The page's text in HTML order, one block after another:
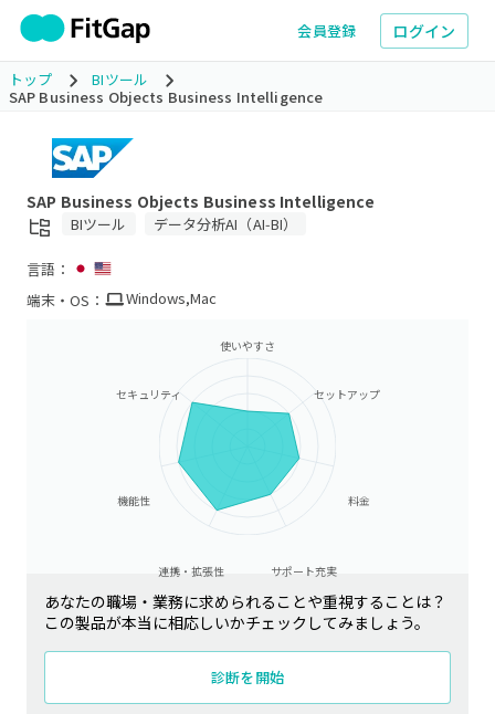
会員登録 ログイン
トップ
BIツール
SAP Business Objects Business Intelligence
SAP Business Objects Business Intelligence
BIツール データ分析AI（AI‑BI）
言語：
端末・OS：
Windows,Mac
使いやすさ
セットアップ
料金
サポート充実
連携・拡張性
機能性
セキュリティ
あなたの職場・業務に求められることや重視することは？
この製品が本当に相応しいかチェックしてみましょう。
診断を開始